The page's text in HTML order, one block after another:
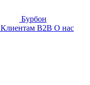
Бурбон
Клиентам B2B О нас